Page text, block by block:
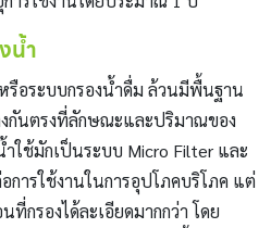
น้ำ
รือระบบกรองน้ำดื่ม ล้วนมีพื้นฐาน
กันตรงที่ลักษณะและปริมาณของ
ำใช้มักเป็นระบบ Micro Filter และ
ารใช้งานในการอุปโภคบริโภค แต่
กรองได้ละเอียดมากกว่า โดย